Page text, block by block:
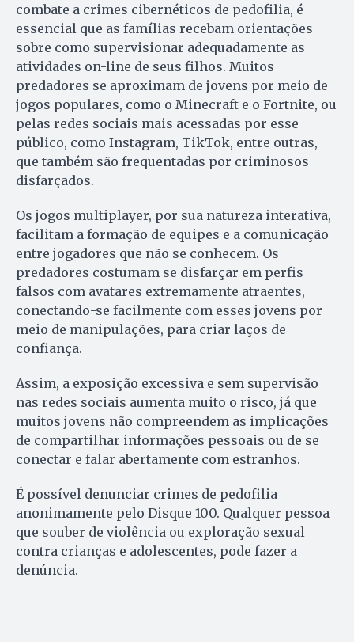
combate a crimes cibernéticos de pedofilia, é
essencial que as famílias recebam orientações
sobre como supervisionar adequadamente as
atividades on-line de seus filhos. Muitos
predadores se aproximam de jovens por meio de
jogos populares, como o Minecraft e o Fortnite, ou
pelas redes sociais mais acessadas por esse
público, como Instagram, TikTok, entre outras,
que também são frequentadas por criminosos
disfarçados.
Os jogos multiplayer, por sua natureza interativa,
facilitam a formação de equipes e a comunicação
entre jogadores que não se conhecem. Os
predadores costumam se disfarçar em perfis
falsos com avatares extremamente atraentes,
conectando-se facilmente com esses jovens por
meio de manipulações, para criar laços de
confiança.
Assim, a exposição excessiva e sem supervisão
nas redes sociais aumenta muito o risco, já que
muitos jovens não compreendem as implicações
de compartilhar informações pessoais ou de se
conectar e falar abertamente com estranhos.
É possível denunciar crimes de pedofilia
anonimamente pelo Disque 100. Qualquer pessoa
que souber de violência ou exploração sexual
contra crianças e adolescentes, pode fazer a
denúncia.